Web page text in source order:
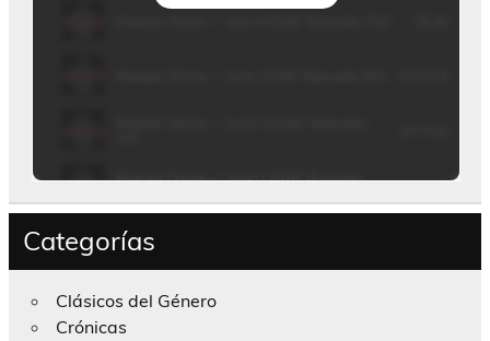
Categorías
Clásicos del Género
Crónicas